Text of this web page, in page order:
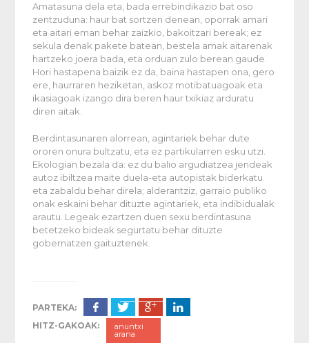
Amatasuna dela eta, bada errebindikazio bat oso
zentzuduna: haur bat sortzen denean, oporrak amari
eta aitari eman behar zaizkio, bakoitzari bereak; ez
sekula denak pakete batean, bestela amak aitarenak
hartzeko joera bada, eta orduan zulo berean gaude.
Hori hastapena baizik ez da, baina hastapen ona, gero
ere, haurraren heziketan, askoz motibatuagoak eta
ikasiagoak izango dira beren haur txikiaz arduratu
diren aitak.
Berdintasunaren alorrean, agintariek behar dute
ororen onura bultzatu, eta ez partikularren esku utzi.
Ekologian bezala da: ez du balio argudiatzea jendeak
autoz ibiltzea maite duela-eta autopistak biderkatu
eta zabaldu behar direla; alderantziz, garraio publiko
onak eskaini behar dituzte agintariek, eta indibidualak
arautu. Legeak ezartzen duen sexu berdintasuna
betetzeko bideak segurtatu behar dituzte
gobernatzen gaituztenek.
PARTEKA:
HITZ-GAKOAK:
anuntxi
arana